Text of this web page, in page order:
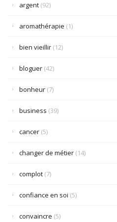
argent (92)
aromathérapie (1)
bien vieillir (12)
bloguer (42)
bonheur (7)
business (39)
cancer (5)
changer de métier (14)
complot (7)
confiance en soi (5)
convaincre (5)